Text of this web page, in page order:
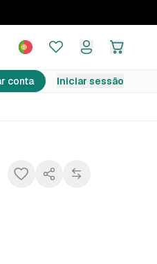
conta Iniciar sessão
Adicionar ao carrinho